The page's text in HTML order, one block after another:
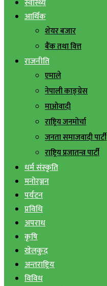
स्वास्थ्य
आर्थिक
शेयर बजार
बैंक तथा वित्त
राजनीति
एमाले
नेपाली काङ्ग्रेस
माओवादी
राष्ट्रिय जनमोर्चा
जनता समाजवादी पार्टी
राष्ट्रिय प्रजातन्त्र पार्टी
धर्म संस्कृति
मनोरञ्जन
पर्यटन
प्रविधि
अपराध
कृषि
खेलकुद
अन्तराष्ट्रिय
विविध